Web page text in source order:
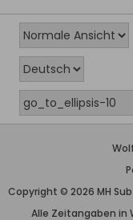
Copyright © 2026 MH
Alle Zeitangaben in